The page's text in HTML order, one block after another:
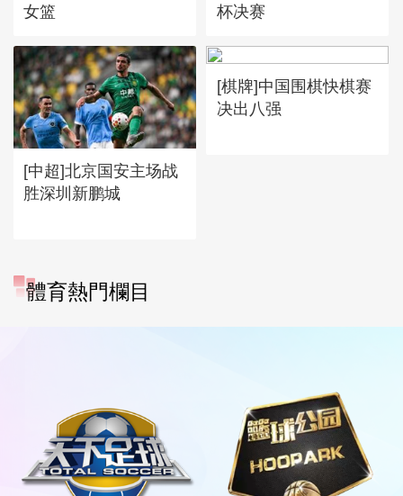
女篮
杯决赛
[中超]北京国安主场战
胜深圳新鹏城
[棋牌]中国围棋快棋赛
决出八强
體育熱門欄目